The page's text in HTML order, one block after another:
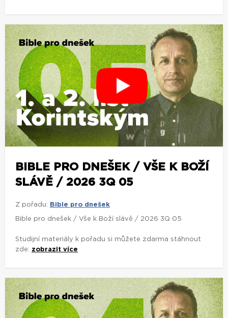
BIBLE PRO DNEŠEK / VŠE K BOŽÍ
SLÁVĚ / 2026 3Q 05
Z pořadu: Bible pro dnešek
Bible pro dnešek / Vše k Boží slávě / 2026 3Q 05
Studijní materiály k pořadu si můžete zdarma stáhnout
zde: zobrazit více